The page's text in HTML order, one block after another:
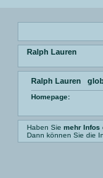
Ralph Lauren
Ralph Lauren
Homepage:
Haben Sie mehr Infos
Dann können Sie die